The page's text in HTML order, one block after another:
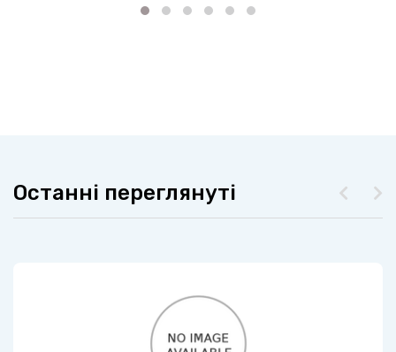
Останні переглянуті